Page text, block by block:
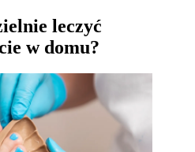
leczyć
w domu?